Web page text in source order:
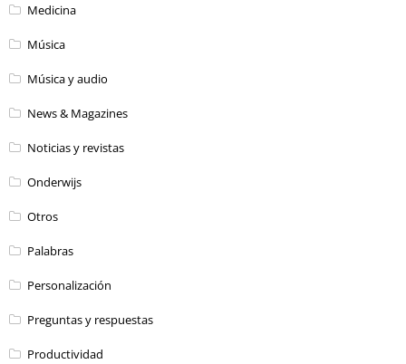
Medicina
Música
Música y audio
News & Magazines
Noticias y revistas
Onderwijs
Otros
Palabras
Personalización
Preguntas y respuestas
Productividad